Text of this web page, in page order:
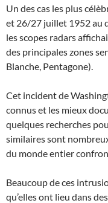
Un des cas les plus
et 26/27 juillet 1952 au
les scopes radars
des principales zones
Blanche, Pentagone).
Cet incident de
connus et les mieux
quelques recherches
similaires sont
du monde entier
Beaucoup de ces
qu’elles ont lieu dans